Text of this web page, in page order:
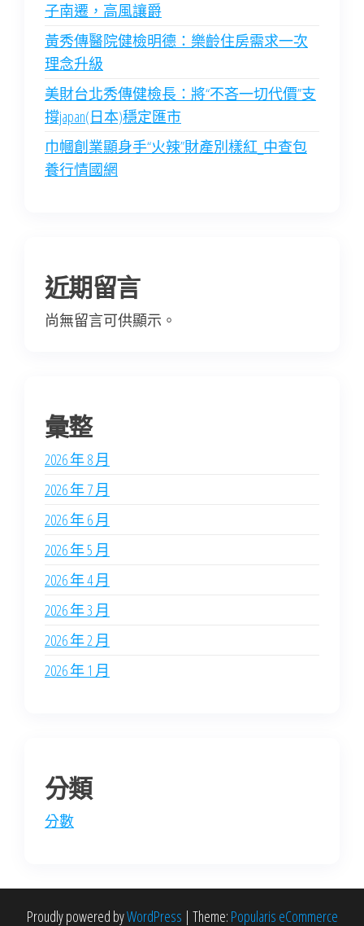
子南遷，高風讓爵
黃秀傳醫院健檢明德：樂齡住房需求一次
理念升級
美財台北秀傳健檢長：將“不吝一切代價”支
撐japan(日本)穩定匯市
巾幗創業顯身手“火辣”財產別樣紅_中查包
養行情國網
近期留言
尚無留言可供顯示。
彙整
2026 年 8 月
2026 年 7 月
2026 年 6 月
2026 年 5 月
2026 年 4 月
2026 年 3 月
2026 年 2 月
2026 年 1 月
分類
分數
Proudly powered byWordPress | Theme: Popularis eCommerce